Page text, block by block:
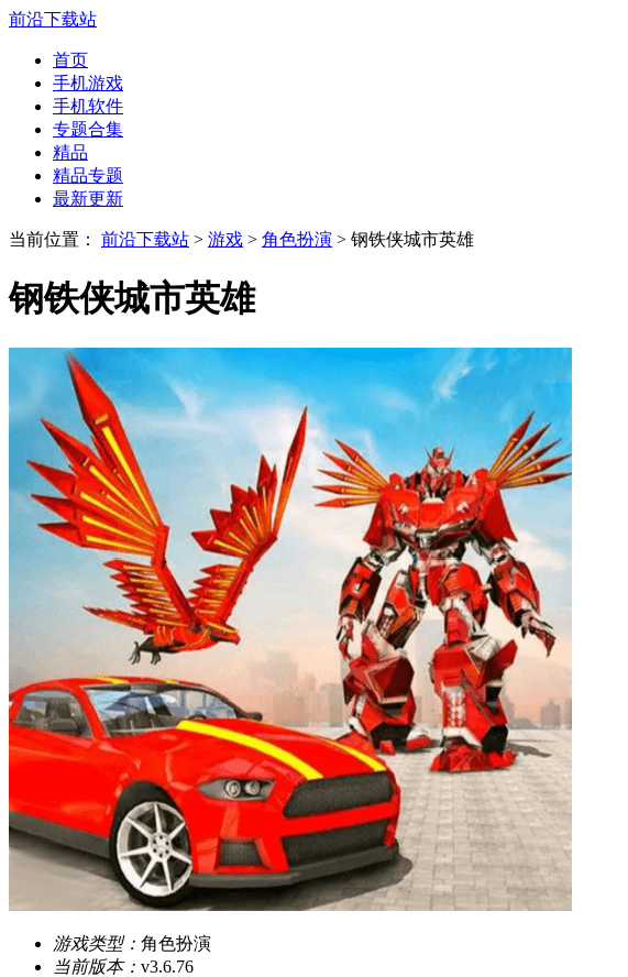
前沿下载站
首页
手机游戏
手机软件
专题合集
精品
精品专题
最新更新
当前位置： 前沿下载站 > 游戏 > 角色扮演 > 钢铁侠城市英雄
钢铁侠城市英雄
游戏类型： 角色扮演
当前版本： v3.6.76